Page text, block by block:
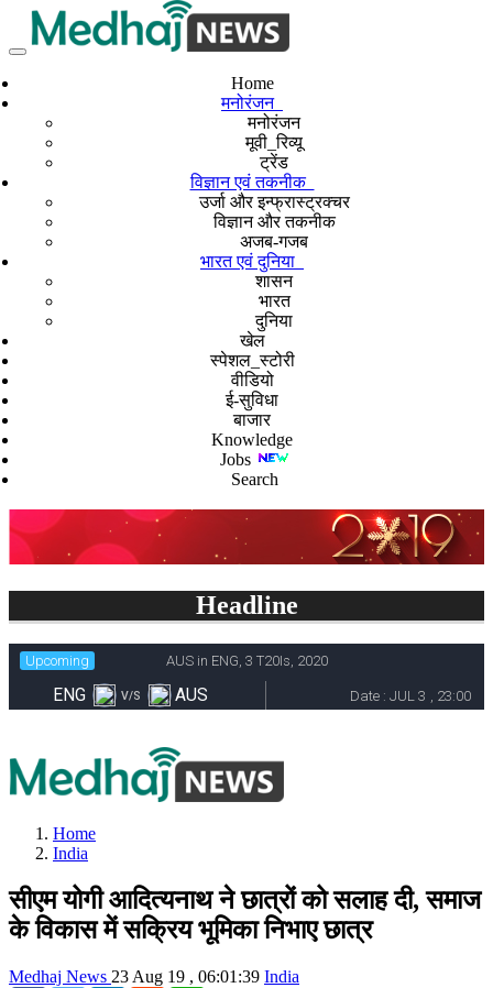
Home
मनोरंजन
मनोरंजन
मूवी_रिव्यू
ट्रेंड
विज्ञान एवं तकनीक
उर्जा और इन्फ्रास्ट्रक्चर
विज्ञान और तकनीक
अजब-गजब
भारत एवं दुनिया
शासन
भारत
दुनिया
खेल
स्पेशल_स्टोरी
वीडियो
ई-सुविधा
बाजार
Knowledge
Jobs
Search
Headline
Home
India
सीएम योगी आदित्यनाथ ने छात्रों को सलाह दी, समाज
के विकास में सक्रिय भूमिका निभाए छात्र
Medhaj News 23 Aug 19 , 06:01:39 India